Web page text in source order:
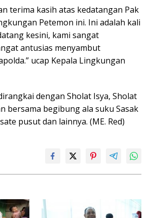
terima kasih atas kedatangan Pak
Petemon ini. Ini adalah kali
kesini, kami sangat
antusias menyambut
ucap Kepala Lingkungan
dengan Sholat Isya, Sholat
bersama begibung ala suku Sasak
pusut dan lainnya. (ME. Red)